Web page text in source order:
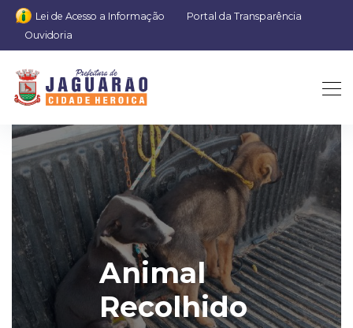
Lei de Acesso a Informação
Portal da Transparência
Ouvidoria
Animal
Recolhido